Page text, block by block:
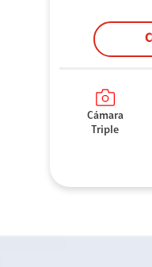
Cámara
Triple